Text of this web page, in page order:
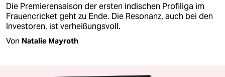
Die Premierensaison der ersten indischen Profiliga im
Frauencricket geht zu Ende. Die Resonanz, auch bei den
Investoren, ist verheißungsvoll.
Von Natalie Mayroth